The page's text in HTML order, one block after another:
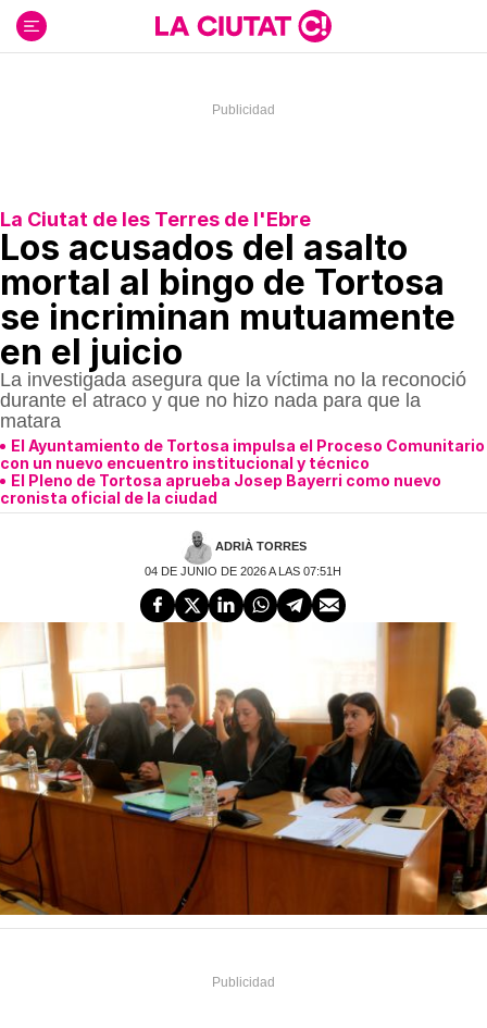
contenido
La Ciutat de les Terres de l'Ebre
Los acusados del asalto
mortal al bingo de Tortosa
se incriminan mutuamente
en el juicio
La investigada asegura que la víctima no la reconoció
durante el atraco y que no hizo nada para que la
matara
El Ayuntamiento de Tortosa impulsa el Proceso Comunitario
con un nuevo encuentro institucional y técnico
El Pleno de Tortosa aprueba Josep Bayerri como nuevo
cronista oficial de la ciudad
ADRIÀ TORRES
04 DE JUNIO DE 2026 A LAS 07:51H